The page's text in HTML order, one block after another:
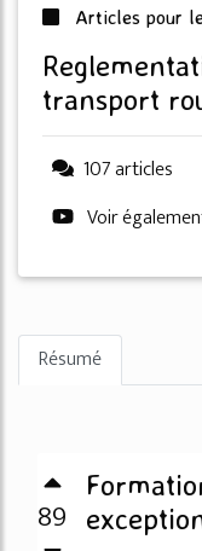
Articles pour
reglementation europeenne
transport
107 articles
Voir
Résumé
89